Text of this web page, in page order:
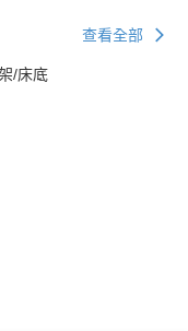
查看全部
/床底